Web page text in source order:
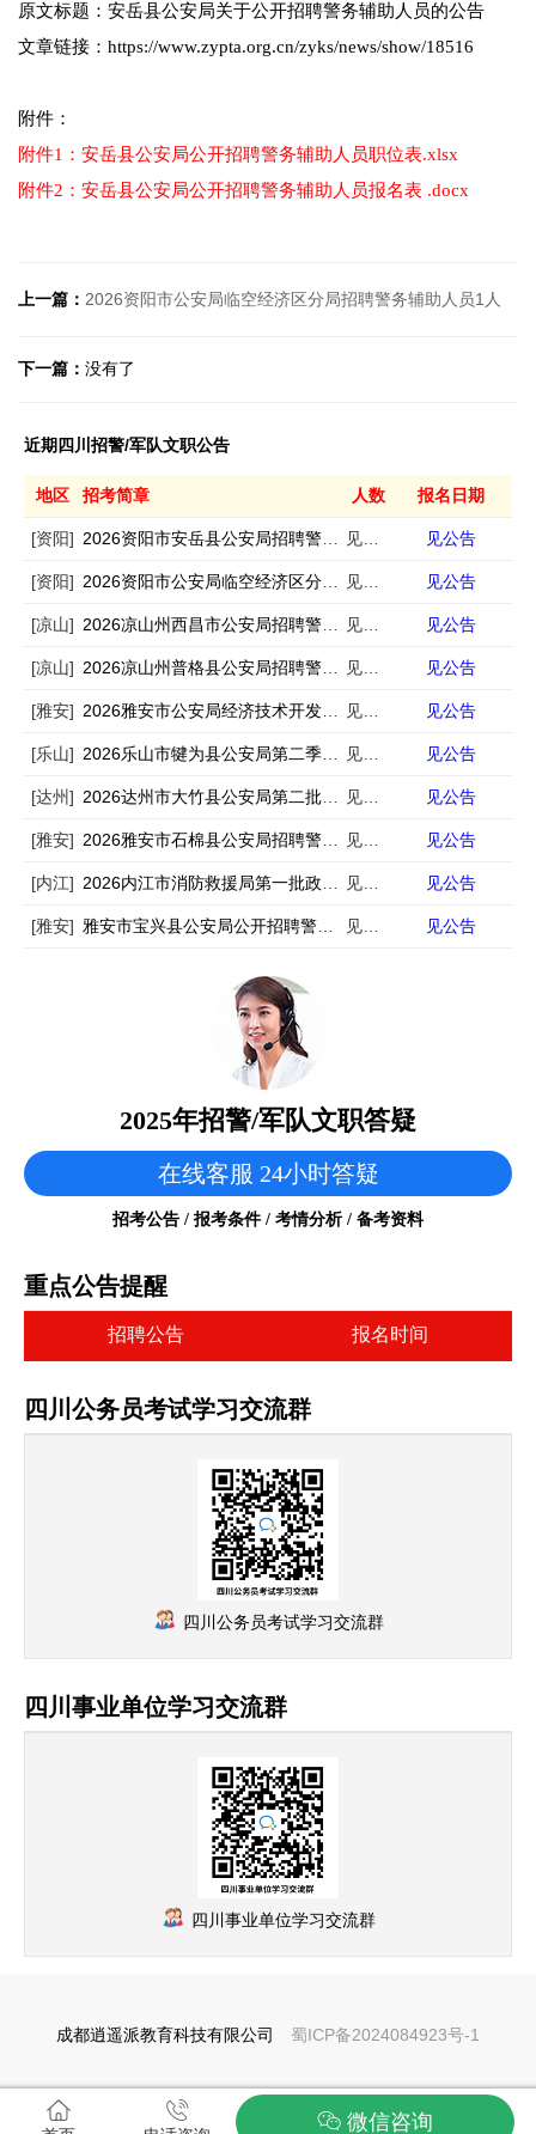
原文标题：安岳县公安局关于公开招聘警务辅助人员的公告
文章链接：https://www.zypta.org.cn/zyks/news/show/18516
附件：
附件1：安岳县公安局公开招聘警务辅助人员职位表.xlsx
附件2：安岳县公安局公开招聘警务辅助人员报名表 .docx
上一篇： 2026资阳市公安局临空经济区分局招聘警务辅助人员1人
下一篇： 没有了
近期四川招警/军队文职公告
地区 招考简章 人数 报名日期
[资阳] 2026资阳市安岳县公安局招聘警务辅助人员1人 见公告 见公告
[资阳] 2026资阳市公安局临空经济区分局招聘警务辅助人员1人 见公告 见公告
[凉山] 2026凉山州西昌市公安局招聘警务辅助人员60人 见公告 见公告
[凉山] 2026凉山州普格县公安局招聘警务辅助人员30人 见公告 见公告
[雅安] 2026雅安市公安局经济技术开发区分局招聘警务辅助人员4人 见公告 见公告
[乐山] 2026乐山市犍为县公安局第二季度辅警招聘39人 见公告 见公告
[达州] 2026达州市大竹县公安局第二批招聘警务辅助人员48人 见公告 见公告
[雅安] 2026雅安市石棉县公安局招聘警务辅助人员25人 见公告 见公告
[内江] 2026内江市消防救援局第一批政府专职消防员招录59人 见公告 见公告
[雅安] 雅安市宝兴县公安局公开招聘警务辅助人员的公告 见公告 见公告
2025年招警/军队文职答疑
在线客服 24小时答疑
招考公告 / 报考条件 / 考情分析 / 备考资料
重点公告提醒
招聘公告 报名时间
四川公务员考试学习交流群
四川公务员考试学习交流群
四川事业单位学习交流群
四川事业单位学习交流群
成都逍遥派教育科技有限公司 蜀ICP备2024084923号-1
微信咨询